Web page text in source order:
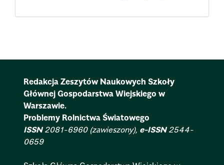
Redakcja Zeszytów Naukowych Szkoły
Głównej Gospodarstwa Wiejskiego w
Warszawie.
Problemy Rolnictwa Światowego
ISSN2081-6960 (zawieszony), e-ISSN2544-
0659